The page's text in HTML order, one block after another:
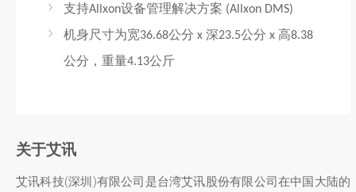
支持Allxon设备管理解决方案 (Allxon DMS)
机身尺寸为宽36.68公分 x 深23.5公分 x 高8.38
公分，重量4.13公斤
关于艾讯
艾讯科技(深圳)有限公司是台湾艾讯股份有限公司在中国大陆的